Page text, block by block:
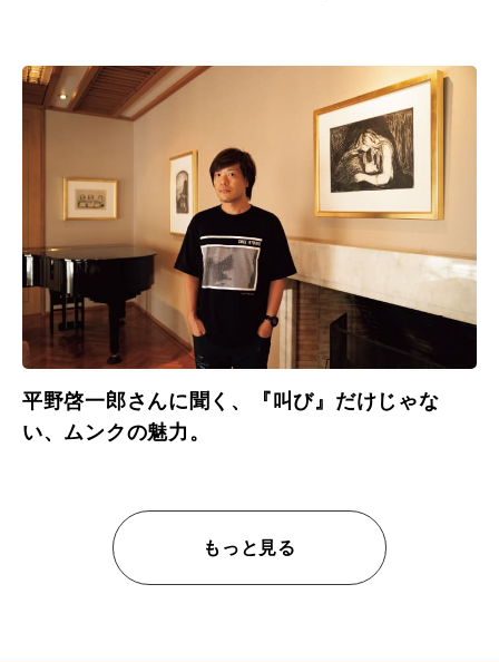
平野啓一郎さんに聞く、『叫び』だけじゃな
い、ムンクの魅力。
もっと見る